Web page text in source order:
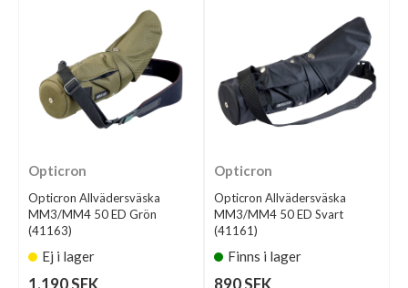
Opticron
Opticron Allvädersväska
MM3/MM4 50 ED Grön
(41163)
Ej i lager
1.190 SEK
Opticron
Opticron Allvädersväska
MM3/MM4 50 ED Svart
(41161)
Finns i lager
890 SEK